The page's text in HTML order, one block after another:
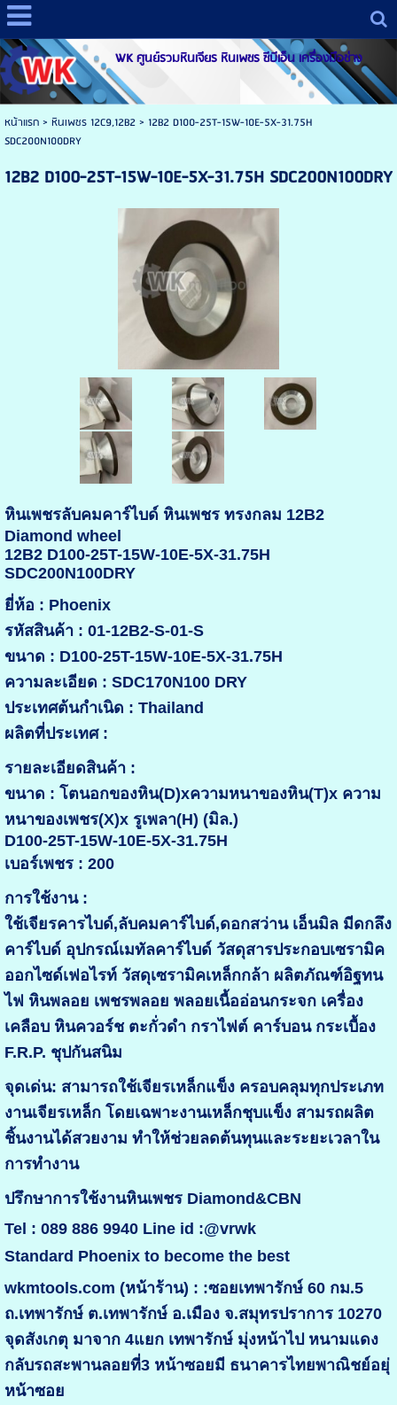
WK ศูนย์รวมหินเจียร หินเพชร ซีบีเอ็น เครื่องมือช่าง
หน้าแรก> หินเพชร 12C9,12B2> 12B2 D100-25T-15W-10E-5X-31.75H
SDC200N100DRY
12B2 D100-25T-15W-10E-5X-31.75H SDC200N100DRY
หินเพชรลับคมคาร์ไบด์ หินเพชร ทรงกลม 12B2
Diamond wheel
12B2 D100-25T-15W-10E-5X-31.75H
SDC200N100DRY
ยี่ห้อ : Phoenix
รหัสสินค้า : 01-12B2-S-01-S
ขนาด : D100-25T-15W-10E-5X-31.75H
ความละเอียด : SDC170N100 DRY
ประเทศต้นกำเนิด : Thailand
ผลิตที่ประเทศ :
รายละเอียดสินค้า :
ขนาด : โตนอกของหิน(D)xความหนาของหิน(T)x ความ
หนาของเพชร(X)x รูเพลา(H) (มิล.)
D100-25T-15W-10E-5X-31.75H
เบอร์เพชร : 200
การใช้งาน :
ใช้เจียรคารไบด์,ลับคมคาร์ไบด์,ดอกสว่าน เอ็นมิล มีดกลึง
คาร์ไบด์ อุปกรณ์เมทัลคาร์ไบด์ วัสดุสารประกอบเซรามิค
ออกไซด์เฟอไรท์ วัสดุเซรามิคเหล็กกล้า ผลิตภัณฑ์อิฐทน
ไฟ หินพลอย เพชรพลอย พลอยเนื้ออ่อนกระจก เครื่อง
เคลือบ หินควอร์ช ตะกั่วดำ กราไฟต์ คาร์บอน กระเบื้อง
F.R.P. ชุปกันสนิม
จุดเด่น: สามารถใช้เจียรเหล็กแข็ง ครอบคลุมทุกประเภท
งานเจียรเหล็ก โดยเฉพาะงานเหล็กชุบแข็ง สามรถผลิต
ชิ้นงานได้สวยงาม ทำให้ช่วยลดต้นทุนและระยะเวลาใน
การทำงาน
ปรึกษาการใช้งานหินเพชร Diamond&CBN
Tel : 089 886 9940 Line id :@vrwk
Standard Phoenix to become the best
wkmtools.com (หน้าร้าน) : :ซอยเทพารักษ์ 60 กม.5
ถ.เทพารักษ์ ต.เทพารักษ์ อ.เมือง จ.สมุทรปราการ 10270
จุดสังเกตุ มาจาก 4แยก เทพารักษ์ มุ่งหน้าไป หนามแดง
กลับรถสะพานลอยที่3 หน้าซอยมี ธนาคารไทยพาณิชย์อยุ่
หน้าซอย